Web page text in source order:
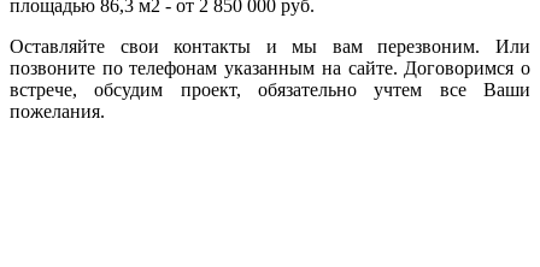
площадью 86,3 м2 - от 2 850 000 руб.
Оставляйте свои контакты и мы вам перезвоним. Или
позвоните по телефонам указанным на сайте. Договоримся о
встрече, обсудим проект, обязательно учтем все Ваши
пожелания.